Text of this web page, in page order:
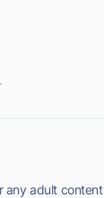
any adult